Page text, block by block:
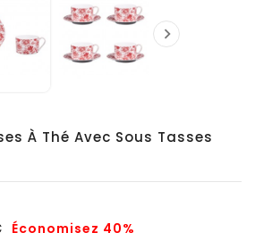

À Thé Avec Sous Tasses
Économisez 40%